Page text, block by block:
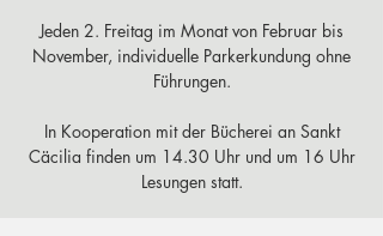
Jeden 2. Freitag im Monat von Februar bis
November, individuelle Parkerkundung ohne
Führungen.
In Kooperation mit der Bücherei an Sankt
Cäcilia finden um 14.30 Uhr und um 16 Uhr